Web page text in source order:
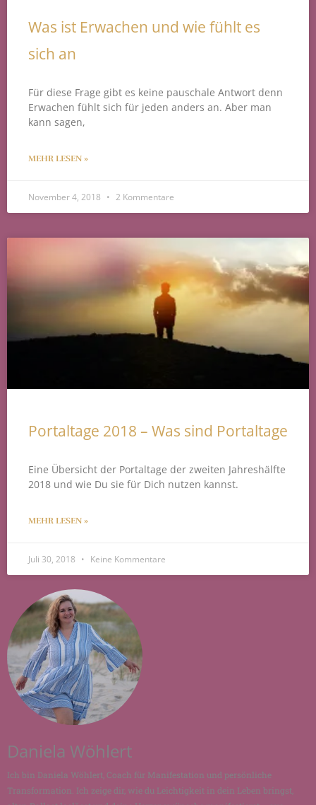
Was ist Erwachen und wie fühlt es
sich an
Für diese Frage gibt es keine pauschale Antwort denn
Erwachen fühlt sich für jeden anders an. Aber man
kann sagen,
MEHR LESEN »
November 4, 2018 2 Kommentare
Portaltage 2018 – Was sind Portaltage
Eine Übersicht der Portaltage der zweiten Jahreshälfte
2018 und wie Du sie für Dich nutzen kannst.
MEHR LESEN »
Juli 30, 2018 Keine Kommentare
Daniela Wöhlert
Ich bin Daniela Wöhlert, Coach für Manifestation und persönliche
Transformation. Ich zeige dir, wie du Leichtigkeit in dein Leben bringst,